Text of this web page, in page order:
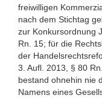
freiwilligen
nach dem Stichtag
zur Konkursordnung
Rn. 15; für die
der
3. Aufl. 2013, § 80
bestand ohnehin nie
Namens eines